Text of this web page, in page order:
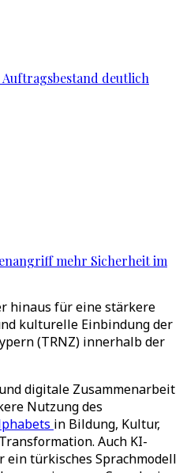
deutlich
mehr Sicherheit im
hinaus für eine stärkere
kulturelle Einbindung der
(TRNZ) innerhalb der
digitale Zusammenarbeit
Nutzung des
in Bildung, Kultur,
Auch KI-
türkisches Sprachmodell